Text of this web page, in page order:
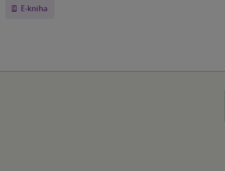
E-kniha